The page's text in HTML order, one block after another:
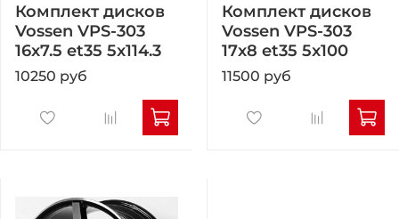
Комплект дисков
Vossen VPS-303
16x7.5 et35 5x114.3
10250 руб
Комплект дисков
Vossen VPS-303
17x8 et35 5x100
11500 руб